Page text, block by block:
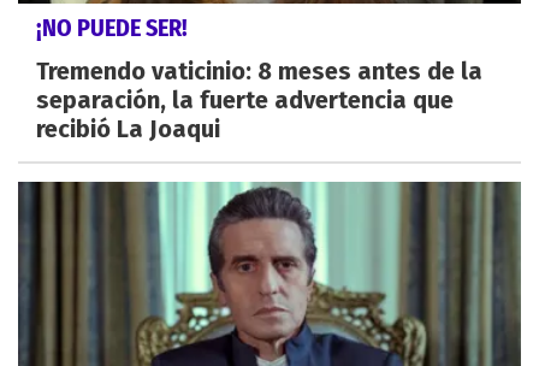
¡NO PUEDE SER!
Tremendo vaticinio: 8 meses antes de la
separación, la fuerte advertencia que
recibió La Joaqui